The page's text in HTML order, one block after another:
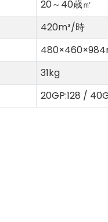
20～40歳㎡
420m³/時
31kg
20GP:128 /